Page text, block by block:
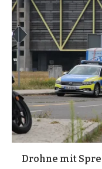
Drohne mit